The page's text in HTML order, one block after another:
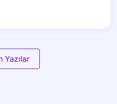
Yazılar